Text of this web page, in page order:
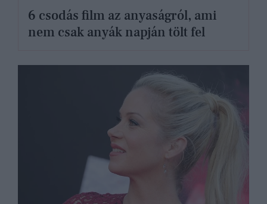
6 csodás film az anyaságról, ami
nem csak anyák napján tölt fel